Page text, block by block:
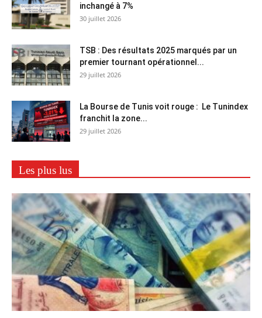
inchangé à 7%
30 juillet 2026
TSB : Des résultats 2025 marqués par un
premier tournant opérationnel...
29 juillet 2026
La Bourse de Tunis voit rouge : Le Tunindex
franchit la zone...
29 juillet 2026
Les plus lus